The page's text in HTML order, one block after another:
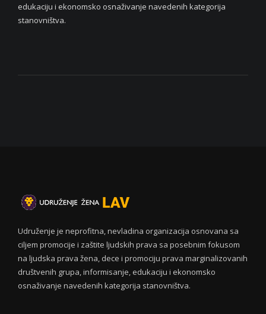
edukaciju i ekonomsko osnaživanje navedenih kategorija
stanovništva.
Udruženje je neprofitna, nevladina organizacija osnovana sa
ciljem promocije i zaštite ljudskih prava sa posebnim fokusom
na ljudska prava žena, dece i promociju prava marginalizovanih
društvenih grupa, informisanje, edukaciju i ekonomsko
osnaživanje navedenih kategorija stanovništva.